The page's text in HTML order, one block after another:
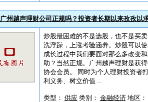
广州越声理财公司正规吗？投资者长期以来孜孜以
炒股最困难的不是选股，也不是买
洗浮躁，上涨考验涵养。炒股可以
成长过程中我们要面对那么多改变
助？当然正规。广州越声理财是获
协会会员。 同时为个人理财投资者
利义务、树立价值 ...
类型： 供应类别： 金融经济地区：